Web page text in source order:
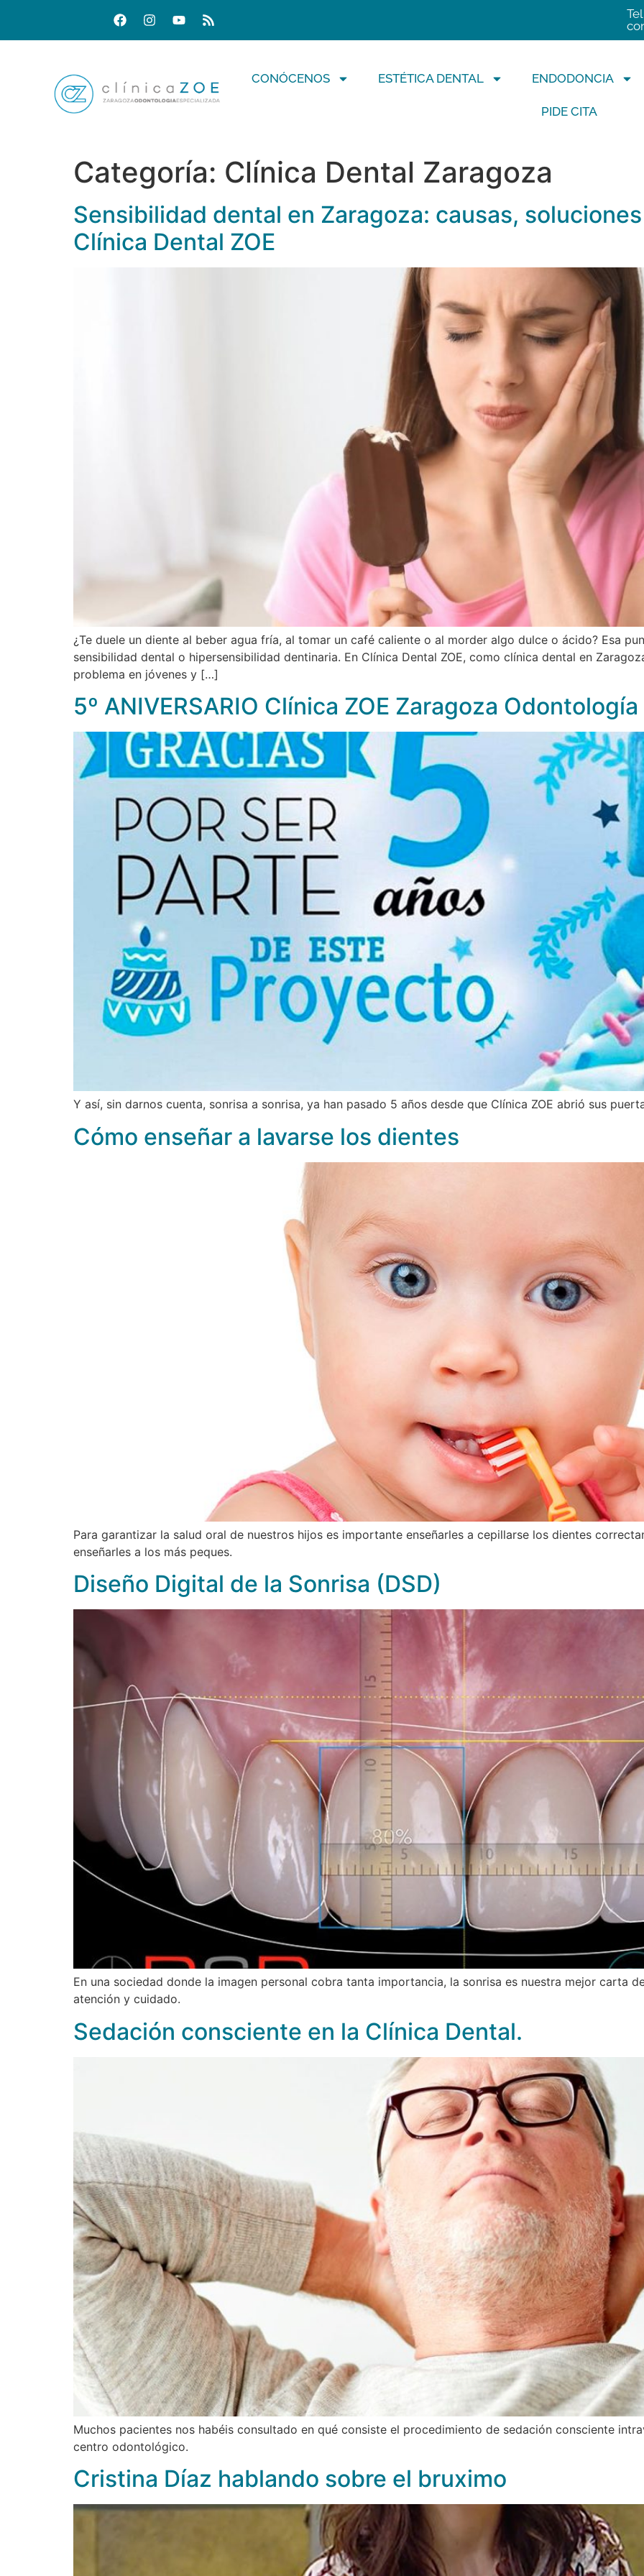
CONÓCENOS ESTÉTICA DENTAL ENDODONCIA
PIDE CITA
Categoría: Clínica Dental Zaragoza
Sensibilidad dental en Zaragoza: causas,
Clínica Dental ZOE
¿Te duele un diente al beber agua fría, al tomar un café caliente o al morder algo dulce o ácido? Esa
sensibilidad dental o hipersensibilidad dentinaria. En Clínica Dental ZOE, como clínica dental en
problema en jóvenes y […]
5º ANIVERSARIO Clínica ZOE Zaragoza
Y así, sin darnos cuenta, sonrisa a sonrisa, ya han pasado 5 años desde que Clínica ZOE abrió sus
Cómo enseñar a lavarse los dientes
Para garantizar la salud oral de nuestros hijos es importante enseñarles a cepillarse los dientes
enseñarles a los más peques.
Diseño Digital de la Sonrisa (DSD)
En una sociedad donde la imagen personal cobra tanta importancia, la sonrisa es nuestra mejor carta
atención y cuidado.
Sedación consciente en la Clínica Dental.
Muchos pacientes nos habéis consultado en qué consiste el procedimiento de sedación consciente
centro odontológico.
Cristina Díaz hablando sobre el bruximo